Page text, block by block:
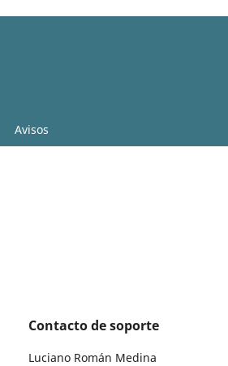
Avisos
Contacto de soporte
Luciano Román Medina